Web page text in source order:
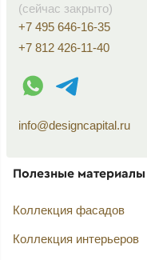
(сейчас закрыто)
+7 495 646-16-35
+7 812 426-11-40
WhatsApp контакт
Telegram контакт
info@designcapital.ru
Полезные материалы
Коллекция фасадов
Коллекция интерьеров